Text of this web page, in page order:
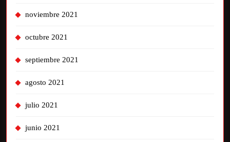
noviembre 2021
octubre 2021
septiembre 2021
agosto 2021
julio 2021
junio 2021